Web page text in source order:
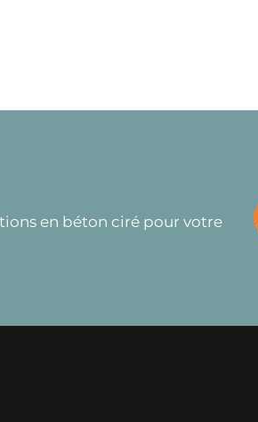
en béton ciré pour votre